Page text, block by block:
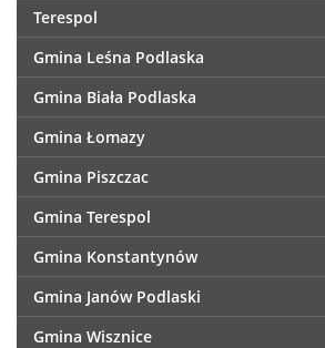
Terespol
Gmina Leśna Podlaska
Gmina Biała Podlaska
Gmina Łomazy
Gmina Piszczac
Gmina Terespol
Gmina Konstantynów
Gmina Janów Podlaski
Gmina Wisznice